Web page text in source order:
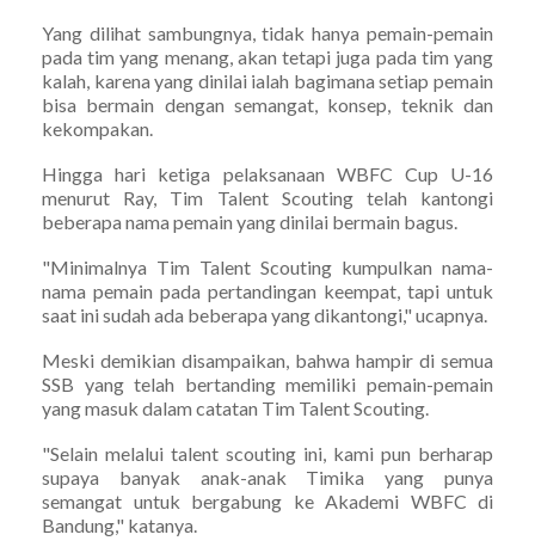
Yang dilihat sambungnya, tidak hanya pemain-pemain
pada tim yang menang, akan tetapi juga pada tim yang
kalah, karena yang dinilai ialah bagimana setiap pemain
bisa bermain dengan semangat, konsep, teknik dan
kekompakan.
Hingga hari ketiga pelaksanaan WBFC Cup U-16
menurut Ray, Tim Talent Scouting telah kantongi
beberapa nama pemain yang dinilai bermain bagus.
"Minimalnya Tim Talent Scouting kumpulkan nama-
nama pemain pada pertandingan keempat, tapi untuk
saat ini sudah ada beberapa yang dikantongi," ucapnya.
Meski demikian disampaikan, bahwa hampir di semua
SSB yang telah bertanding memiliki pemain-pemain
yang masuk dalam catatan Tim Talent Scouting.
"Selain melalui talent scouting ini, kami pun berharap
supaya banyak anak-anak Timika yang punya
semangat untuk bergabung ke Akademi WBFC di
Bandung," katanya.